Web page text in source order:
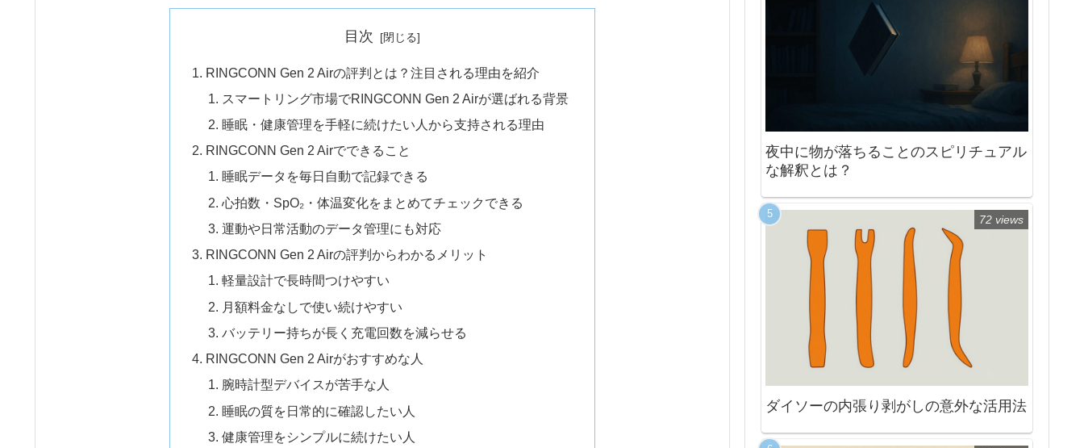
目次
RINGCONN Gen 2 Airの評判とは？注目される理由を紹介
スマートリング市場でRINGCONN Gen 2 Airが選ばれる背景
睡眠・健康管理を手軽に続けたい人から支持される理由
RINGCONN Gen 2 Airでできること
睡眠データを毎日自動で記録できる
心拍数・SpO₂・体温変化をまとめてチェックできる
運動や日常活動のデータ管理にも対応
RINGCONN Gen 2 Airの評判からわかるメリット
軽量設計で長時間つけやすい
月額料金なしで使い続けやすい
バッテリー持ちが長く充電回数を減らせる
RINGCONN Gen 2 Airがおすすめな人
腕時計型デバイスが苦手な人
睡眠の質を日常的に確認したい人
健康管理をシンプルに続けたい人
夜中に物が落ちることのスピリチュアル
な解釈とは？
ダイソーの内張り剥がしの意外な活用法
72 views